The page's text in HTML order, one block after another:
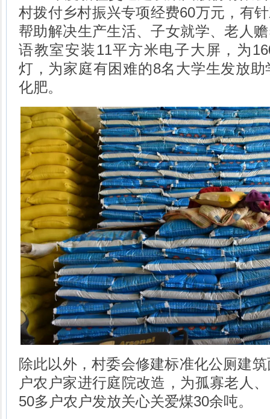
村拨付乡村振兴专项经费60万元，有
帮助解决生产生活、子女就学、老人
语教室安装11平方米电子大屏，为
灯，为家庭有困难的8名大学生发放
化肥。
除此以外，村委会修建标准化公厕建
户农户家进行庭院改造，为孤寡老人
50多户农户发放关心关爱煤30余吨。